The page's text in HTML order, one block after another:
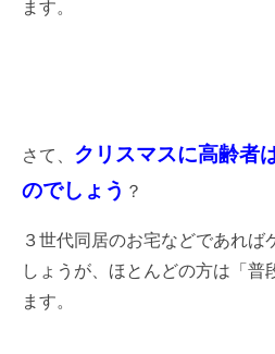
ます。
さて、 クリスマスに高齢者
のでしょう ？
３世代同居のお宅などであれば
しょうが、ほとんどの方は「普
ます。